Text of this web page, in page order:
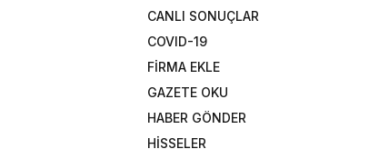
CANLI SONUÇLAR
COVID-19
FİRMA EKLE
GAZETE OKU
HABER GÖNDER
HİSSELER